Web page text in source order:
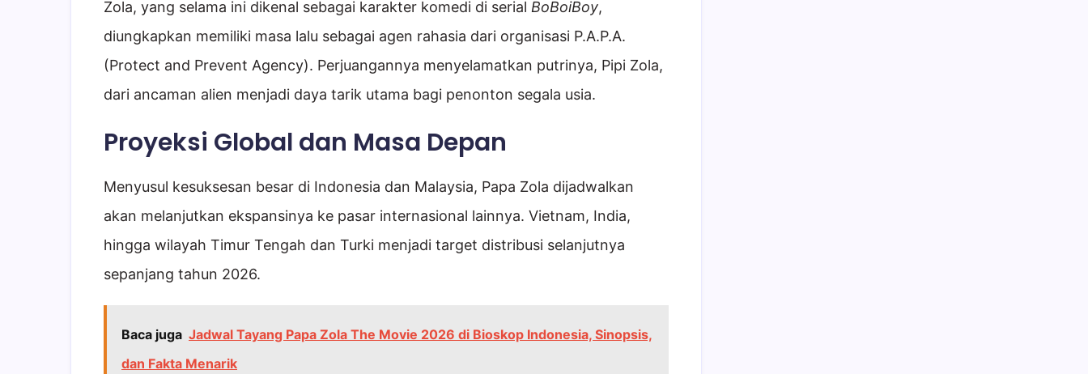
Zola, yang selama ini dikenal sebagai karakter komedi di serial BoBoiBoy,
diungkapkan memiliki masa lalu sebagai agen rahasia dari organisasi P.A.P.A.
(Protect and Prevent Agency). Perjuangannya menyelamatkan putrinya, Pipi Zola,
dari ancaman alien menjadi daya tarik utama bagi penonton segala usia.
Proyeksi Global dan Masa Depan
Menyusul kesuksesan besar di Indonesia dan Malaysia, Papa Zola dijadwalkan
akan melanjutkan ekspansinya ke pasar internasional lainnya. Vietnam, India,
hingga wilayah Timur Tengah dan Turki menjadi target distribusi selanjutnya
sepanjang tahun 2026.
Baca juga Jadwal Tayang Papa Zola The Movie 2026 di Bioskop Indonesia, Sinopsis,
dan Fakta Menarik